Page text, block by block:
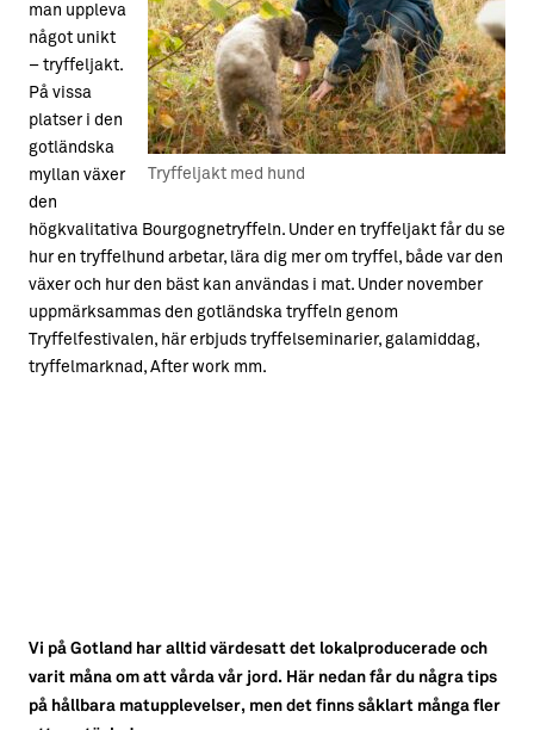
Tryffeljakt med hund
man uppleva
något unikt
– tryffeljakt.
På vissa
platser i den
gotländska
myllan växer
den
högkvalitativa Bourgognetryffeln. Under en tryffeljakt får du se
hur en tryffelhund arbetar, lära dig mer om tryffel, både var den
växer och hur den bäst kan användas i mat. Under november
uppmärksammas den gotländska tryffeln genom
Tryffelfestivalen, här erbjuds tryffelseminarier, galamiddag,
tryffelmarknad, After work mm.
Vi på Gotland har alltid värdesatt det lokalproducerade och
varit måna om att vårda vår jord. Här nedan får du några tips
på hållbara matupplevelser, men det finns såklart många fler